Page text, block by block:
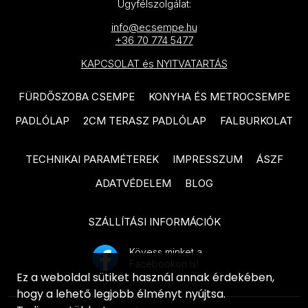
PARADYZ Happiness termékcsalád
termékcsalád
PARADYZ Fancy termékcsalád
PARADYZ Porcelano termékcsalád
PARADYZ Afternoon termékcsalád
PARADYZ Pure City termékcsalád
PARADYZ Hope termékcsalád
PARADYZ Effect termékcsalád
TUBADZIN Grand Cave
termékcsalád
TUBADZIN Grey Pulpis
termékcsalád
TUBADZIN Amber Vein
TUBADZIN Balance Stone
ARTÉ Luno termékcsalád
ARTÉ Shellstone White
termékcsalád
ARTÉ Nakano termékcsalád
Ügyfélszolgálat:
info@ecsempe.hu
+36 70 774 5477
KAPCSOLAT és NYITVATARTÁS
FÜRDŐSZOBA CSEMPE
KONYHA ÉS METROCSEMPE
PADLÓLAP
2CM TERASZ PADLÓLAP FALBURKOLAT
TECHNIKAI PARAMÉTEREK IMPRESSZUM
ÁSZF
ADATVÉDELEM
BLOG
SZÁLLÍTÁSI INFORMÁCIÓK
Kövess minket a
Facebookon is!
Ez a weboldal sütiket használ annak érdekében,
hogy a lehető legjobb élményt nyújtsa.